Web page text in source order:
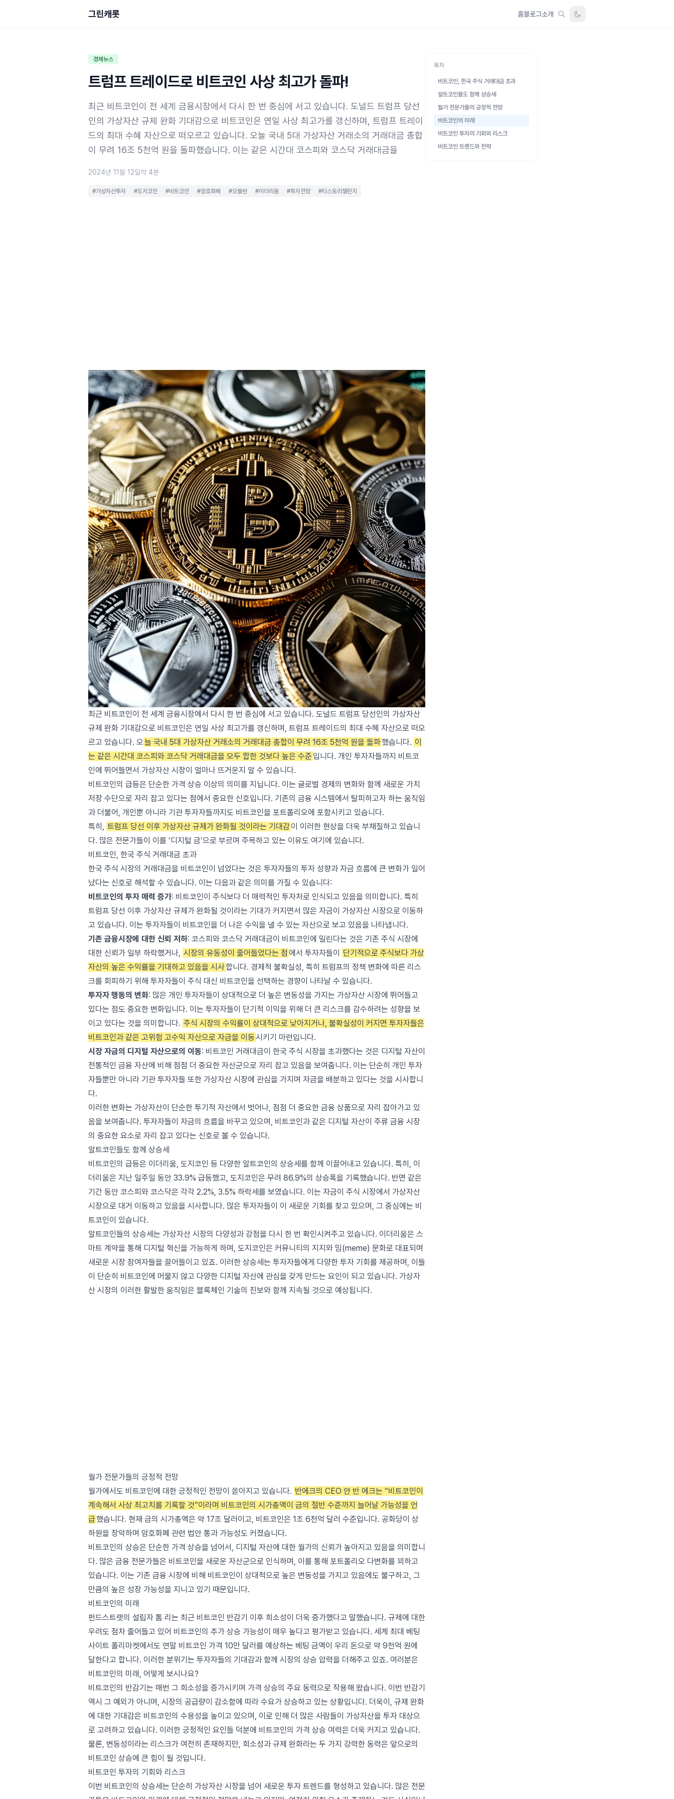
그린캐롯 홈블로그소개
경제뉴스
트럼프 트레이드로 비트코인 사상 최고가 돌파!
최근 비트코인이 전 세계 금융시장에서 다시 한 번 중심에 서고 있습니다. 도널드 트럼프 당선
인의 가상자산 규제 완화 기대감으로 비트코인은 연일 사상 최고가를 갱신하며, 트럼프 트레이
드의 최대 수혜 자산으로 떠오르고 있습니다. 오늘 국내 5대 가상자산 거래소의 거래대금 총합
이 무려 16조 5천억 원을 돌파했습니다. 이는 같은 시간대 코스피와 코스닥 거래대금을
2024년 11월 12일약 4분
#가상자산투자 #도지코인 #비트코인 #암호화폐 #오블완 #이더리움 #투자전망 #티스토리챌린지
최근 비트코인이 전 세계 금융시장에서 다시 한 번 중심에 서고 있습니다. 도널드 트럼프 당선인의 가상자산
규제 완화 기대감으로 비트코인은 연일 사상 최고가를 갱신하며, 트럼프 트레이드의 최대 수혜 자산으로 떠오
르고 있습니다. 오늘 국내 5대 가상자산 거래소의 거래대금 총합이 무려 16조 5천억 원을 돌파했습니다. 이
는 같은 시간대 코스피와 코스닥 거래대금을 모두 합한 것보다 높은 수준 입니다. 개인 투자자들까지 비트코
인에 뛰어들면서 가상자산 시장이 얼마나 뜨거운지 알 수 있습니다.
비트코인의 급등은 단순한 가격 상승 이상의 의미를 지닙니다. 이는 글로벌 경제의 변화와 함께 새로운 가치
저장 수단으로 자리 잡고 있다는 점에서 중요한 신호입니다. 기존의 금융 시스템에서 탈피하고자 하는 움직임
과 더불어, 개인뿐 아니라 기관 투자자들까지도 비트코인을 포트폴리오에 포함시키고 있습니다.
특히, 트럼프 당선 이후 가상자산 규제가 완화될 것이라는 기대감이 이러한 현상을 더욱 부채질하고 있습니
다. 많은 전문가들이 이를 ‘디지털 금’으로 부르며 주목하고 있는 이유도 여기에 있습니다.
비트코인, 한국 주식 거래대금 초과
한국 주식 시장의 거래대금을 비트코인이 넘었다는 것은 투자자들의 투자 성향과 자금 흐름에 큰 변화가 일어
났다는 신호로 해석할 수 있습니다. 이는 다음과 같은 의미를 가질 수 있습니다:
비트코인의 투자 매력 증가: 비트코인이 주식보다 더 매력적인 투자처로 인식되고 있음을 의미합니다. 특히
트럼프 당선 이후 가상자산 규제가 완화될 것이라는 기대가 커지면서 많은 자금이 가상자산 시장으로 이동하
고 있습니다. 이는 투자자들이 비트코인을 더 나은 수익을 낼 수 있는 자산으로 보고 있음을 나타냅니다.
기존 금융시장에 대한 신뢰 저하: 코스피와 코스닥 거래대금이 비트코인에 밀린다는 것은 기존 주식 시장에
대한 신뢰가 일부 하락했거나, 시장의 유동성이 줄어들었다는 점 에서 투자자들이
단기적으로 주식보다 가상
자산의 높은 수익률을 기대하고 있음을 시사합니다. 경제적 불확실성, 특히 트럼프의 정책 변화에 따른 리스
크를 회피하기 위해 투자자들이 주식 대신 비트코인을 선택하는 경향이 나타날 수 있습니다.
투자자 행동의 변화: 많은 개인 투자자들이 상대적으로 더 높은 변동성을 가지는 가상자산 시장에 뛰어들고
있다는 점도 중요한 변화입니다. 이는 투자자들이 단기적 이익을 위해 더 큰 리스크를 감수하려는 성향을 보
이고 있다는 것을 의미합니다. 주식 시장의 수익률이 상대적으로 낮아지거나, 불확실성이 커지면 투자자들은
비트코인과 같은 고위험 고수익 자산으로 자금을 이동시키기 마련입니다.
시장 자금의 디지털 자산으로의 이동: 비트코인 거래대금이 한국 주식 시장을 초과했다는 것은 디지털 자산이
전통적인 금융 자산에 비해 점점 더 중요한 자산군으로 자리 잡고 있음을 보여줍니다. 이는 단순히 개인 투자
자들뿐만 아니라 기관 투자자들 또한 가상자산 시장에 관심을 가지며 자금을 배분하고 있다는 것을 시사합니
다.
이러한 변화는 가상자산이 단순한 투기적 자산에서 벗어나, 점점 더 중요한 금융 상품으로 자리 잡아가고 있
음을 보여줍니다. 투자자들이 자금의 흐름을 바꾸고 있으며, 비트코인과 같은 디지털 자산이 주류 금융 시장
의 중요한 요소로 자리 잡고 있다는 신호로 볼 수 있습니다.
알트코인들도 함께 상승세
비트코인의 급등은 이더리움, 도지코인 등 다양한 알트코인의 상승세를 함께 이끌어내고 있습니다. 특히, 이
더리움은 지난 일주일 동안 33.9% 급등했고, 도지코인은 무려 86.9%의 상승폭을 기록했습니다. 반면 같은
기간 동안 코스피와 코스닥은 각각 2.2%, 3.5% 하락세를 보였습니다. 이는 자금이 주식 시장에서 가상자산
시장으로 대거 이동하고 있음을 시사합니다. 많은 투자자들이 이 새로운 기회를 찾고 있으며, 그 중심에는 비
트코인이 있습니다.
알트코인들의 상승세는 가상자산 시장의 다양성과 강점을 다시 한 번 확인시켜주고 있습니다. 이더리움은 스
마트 계약을 통해 디지털 혁신을 가능하게 하며, 도지코인은 커뮤니티의 지지와 밈(meme) 문화로 대표되며
새로운 시장 참여자들을 끌어들이고 있죠. 이러한 상승세는 투자자들에게 다양한 투자 기회를 제공하며, 이들
이 단순히 비트코인에 머물지 않고 다양한 디지털 자산에 관심을 갖게 만드는 요인이 되고 있습니다. 가상자
산 시장의 이러한 활발한 움직임은 블록체인 기술의 진보와 함께 지속될 것으로 예상됩니다.
월가 전문가들의 긍정적 전망
월가에서도 비트코인에 대한 긍정적인 전망이 쏟아지고 있습니다. 반에크의 CEO 얀 반 에크는 “비트코인이
계속해서 사상 최고치를 기록할 것”이라며 비트코인의 시가총액이 금의 절반 수준까지 늘어날 가능성을 언
급했습니다. 현재 금의 시가총액은 약 17조 달러이고, 비트코인은 1조 6천억 달러 수준입니다. 공화당이 상
하원을 장악하며 암호화폐 관련 법안 통과 가능성도 커졌습니다.
비트코인의 상승은 단순한 가격 상승을 넘어서, 디지털 자산에 대한 월가의 신뢰가 높아지고 있음을 의미합니
다. 많은 금융 전문가들은 비트코인을 새로운 자산군으로 인식하며, 이를 통해 포트폴리오 다변화를 꾀하고
있습니다. 이는 기존 금융 시장에 비해 비트코인이 상대적으로 높은 변동성을 가지고 있음에도 불구하고, 그
만큼의 높은 성장 가능성을 지니고 있기 때문입니다.
비트코인의 미래
펀드스트랫의 설립자 톰 리는 최근 비트코인 반감기 이후 희소성이 더욱 증가했다고 말했습니다. 규제에 대한
우려도 점차 줄어들고 있어 비트코인의 추가 상승 가능성이 매우 높다고 평가받고 있습니다. 세계 최대 베팅
사이트 폴리마켓에서도 연말 비트코인 가격 10만 달러를 예상하는 베팅 금액이 우리 돈으로 약 9천억 원에
달한다고 합니다. 이러한 분위기는 투자자들의 기대감과 함께 시장의 상승 압력을 더해주고 있죠. 여러분은
비트코인의 미래, 어떻게 보시나요?
비트코인의 반감기는 매번 그 희소성을 증가시키며 가격 상승의 주요 동력으로 작용해 왔습니다. 이번 반감기
역시 그 예외가 아니며, 시장의 공급량이 감소함에 따라 수요가 상승하고 있는 상황입니다. 더욱이, 규제 완화
에 대한 기대감은 비트코인의 수용성을 높이고 있으며, 이로 인해 더 많은 사람들이 가상자산을 투자 대상으
로 고려하고 있습니다. 이러한 긍정적인 요인들 덕분에 비트코인의 가격 상승 여력은 더욱 커지고 있습니다.
물론, 변동성이라는 리스크가 여전히 존재하지만, 희소성과 규제 완화라는 두 가지 강력한 동력은 앞으로의
비트코인 상승에 큰 힘이 될 것입니다.
비트코인 투자의 기회와 리스크
이번 비트코인의 상승세는 단순히 가상자산 시장을 넘어 새로운 투자 트렌드를 형성하고 있습니다. 많은 전문
목차
비트코인, 한국 주식 거래대금 초과
알트코인들도 함께 상승세
월가 전문가들의 긍정적 전망
비트코인의 미래
비트코인 투자의 기회와 리스크
비트코인 트렌드와 전략